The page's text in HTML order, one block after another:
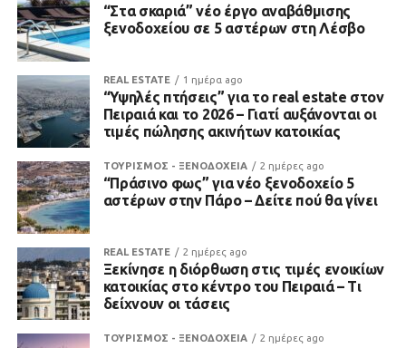
“Στα σκαριά” νέο έργο αναβάθμισης
ξενοδοχείου σε 5 αστέρων στη Λέσβο
REAL ESTATE 1 ημέρα ago
“Υψηλές πτήσεις” για το real estate στον
Πειραιά και το 2026 – Γιατί αυξάνονται οι
τιμές πώλησης ακινήτων κατοικίας
ΤΟΥΡΙΣΜΟΣ - ΞΕΝΟΔΟΧΕΙΑ 2 ημέρες ago
“Πράσινο φως” για νέο ξενοδοχείο 5
αστέρων στην Πάρο – Δείτε πού θα γίνει
REAL ESTATE 2 ημέρες ago
Ξεκίνησε η διόρθωση στις τιμές ενοικίων
κατοικίας στο κέντρο του Πειραιά – Τι
δείχνουν οι τάσεις
ΤΟΥΡΙΣΜΟΣ - ΞΕΝΟΔΟΧΕΙΑ 2 ημέρες ago